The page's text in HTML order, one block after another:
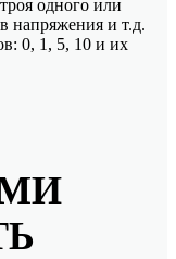
одного или
напряжения и т.д.
0, 1, 5, 10 и их